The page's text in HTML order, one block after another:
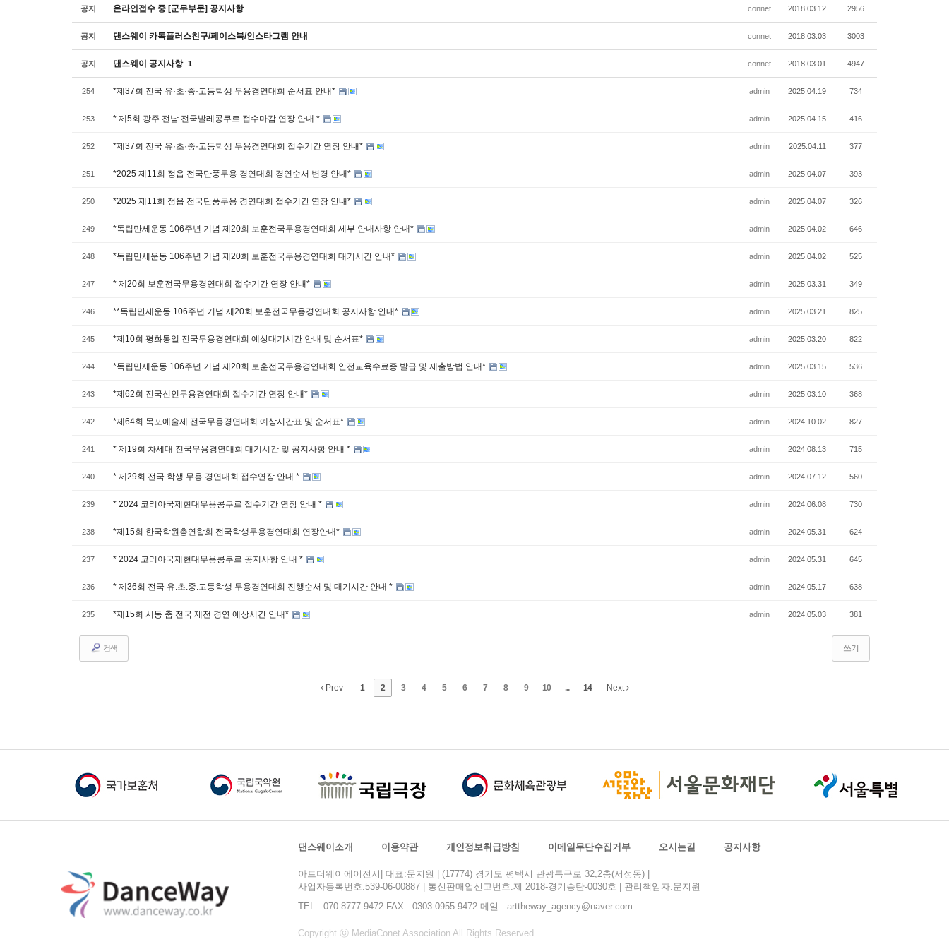
공지 온라인접수 중 [군무부문] 공지사항 connet 2018.03.12 2956
공지 댄스웨이 카톡플러스친구/페이스북/인스타그램 안내 connet 2018.03.03 3003
공지 댄스웨이 공지사항 1 connet 2018.03.01 4947
254 *제37회 전국 유·초·중·고등학생 무용경연대회 순서표 안내* admin 2025.04.19 734
253 * 제5회 광주.전남 전국발레콩쿠르 접수마감 연장 안내 * admin 2025.04.15 416
252 *제37회 전국 유·초·중·고등학생 무용경연대회 접수기간 연장 안내* admin 2025.04.11 377
251 *2025 제11회 정읍 전국단풍무용 경연대회 경연순서 변경 안내* admin 2025.04.07 393
250 *2025 제11회 정읍 전국단풍무용 경연대회 접수기간 연장 안내* admin 2025.04.07 326
249 *독립만세운동 106주년 기념 제20회 보훈전국무용경연대회 세부 안내사항 안내* admin 2025.04.02 646
248 *독립만세운동 106주년 기념 제20회 보훈전국무용경연대회 대기시간 안내* admin 2025.04.02 525
247 * 제20회 보훈전국무용경연대회 접수기간 연장 안내* admin 2025.03.31 349
246 **독립만세운동 106주년 기념 제20회 보훈전국무용경연대회 공지사항 안내* admin 2025.03.21 825
245 *제10회 평화통일 전국무용경연대회 예상대기시간 안내 및 순서표* admin 2025.03.20 822
244 *독립만세운동 106주년 기념 제20회 보훈전국무용경연대회 안전교육수료증 발급 및 제출방법 안내* admin 2025.03.15 536
243 *제62회 전국신인무용경연대회 접수기간 연장 안내* admin 2025.03.10 368
242 *제64회 목포예술제 전국무용경연대회 예상시간표 및 순서표* admin 2024.10.02 827
241 * 제19회 차세대 전국무용경연대회 대기시간 및 공지사항 안내 * admin 2024.08.13 715
240 * 제29회 전국 학생 무용 경연대회 접수연장 안내 * admin 2024.07.12 560
239 * 2024 코리아국제현대무용콩쿠르 접수기간 연장 안내 * admin 2024.06.08 730
238 *제15회 한국학원총연합회 전국학생무용경연대회 연장안내* admin 2024.05.31 624
237 * 2024 코리아국제현대무용콩쿠르 공지사항 안내 * admin 2024.05.31 645
236 * 제36회 전국 유.초.중.고등학생 무용경연대회 진행순서 및 대기시간 안내 * admin 2024.05.17 638
235 *제15회 서동 춤 전국 제전 경연 예상시간 안내* admin 2024.05.03 381
검색 쓰기
Prev 1 2 3 4 5 6 7 8 9 10 ... 14 Next
댄스웨이소개 이용약관 개인정보취급방침 이메일무단수집거부 오시는길 공지사항
아트더웨이에이전시| 대표:문지원 | (17774) 경기도 평택시 관광특구로 32,2층(서정동) |
사업자등록번호:539-06-00887 | 통신판매업신고번호:제 2018-경기송탄-0030호 | 관리책임자:문지원
TEL : 070-8777-9472 FAX : 0303-0955-9472 메일 : arttheway_agency@naver.com
Copyright ⓒ MediaConet Association All Rights Reserved.